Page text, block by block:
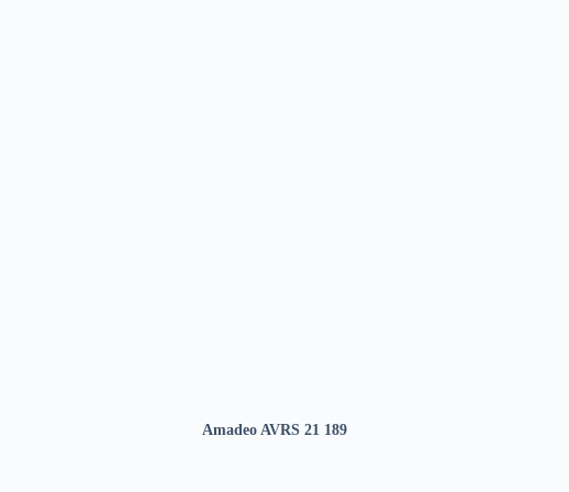
Amadeo AVRS 21 189